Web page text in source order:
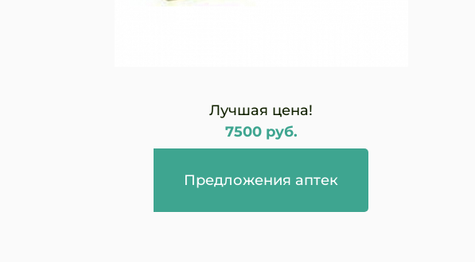
Лучшая цена!
7500 руб.
Предложения аптек